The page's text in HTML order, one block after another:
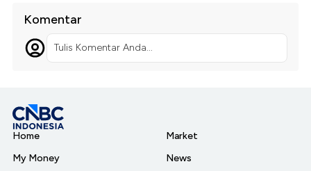
Komentar
Tulis Komentar Anda...
Home
My Money
Market
News